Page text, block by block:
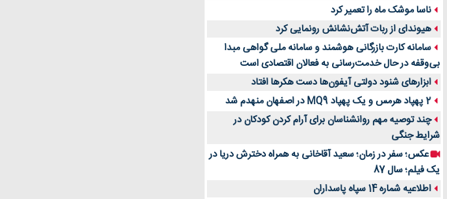
ناسا موشک ماه را تعمیر کرد
هیوندای از ربات آتش‌نشانش رونمایی کرد
سامانه کارت بازرگانی هوشمند و سامانه ملی گواهی مبدا
بی‌وقفه در حال خدمت‌رسانی به فعالان اقتصادی است
ابزارهای شنود دولتی آیفون‌ها دست هکرها افتاد
2 پهپاد هرمس و یک پهپاد MQ9 در اصفهان منهدم شد
چند توصیه مهم روانشناسان برای آرام کردن کودکان در
شرایط جنگی
عکس؛ سفر در زمان؛ سعید آقاخانی به همراه دخترش دریا در
یک فیلم؛ سال 87
اطلاعیه شماره 14 سپاه پاسداران